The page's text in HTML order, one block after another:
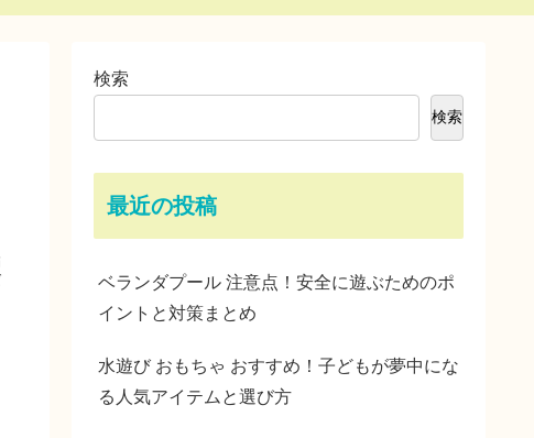
検索
検索
最近の投稿
ベランダプール 注意点！安全に遊ぶためのポ
イントと対策まとめ
水遊び おもちゃ おすすめ！子どもが夢中にな
る人気アイテムと選び方